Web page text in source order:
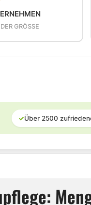
GRÖSSE
✓Über 2500